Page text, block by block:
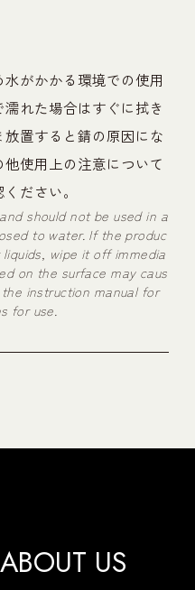
がかかる環境での使用
れた場合はすぐに拭き
置すると錆の原因にな
使用上の注意について
ださい。
should not be used in a
to water. If the produc
wipe it off immedia
on the surface may caus
instruction manual for
for use.
ABOUT US